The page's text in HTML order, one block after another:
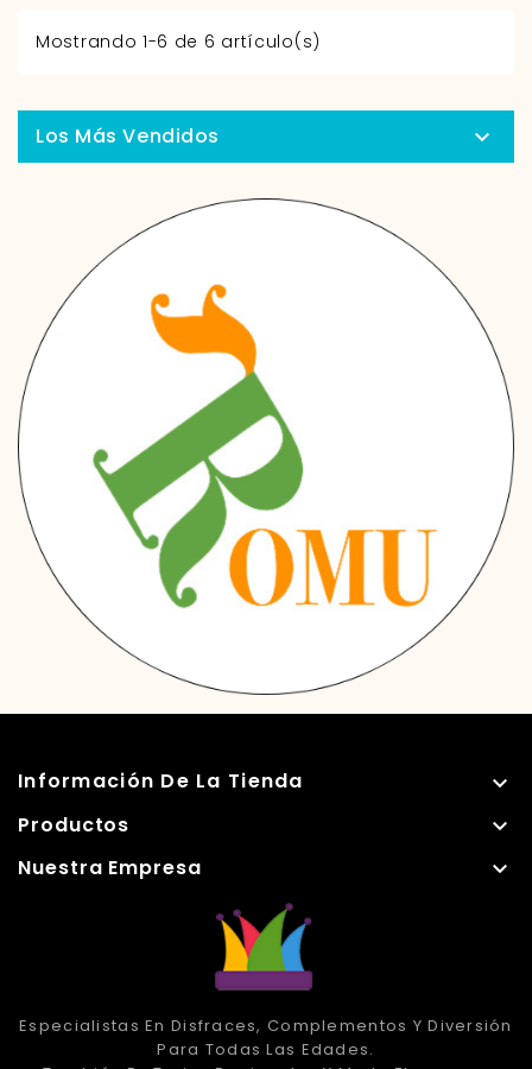
Mostrando 1-6 de 6 artículo(s)
Los Más Vendidos 
Información De La Tienda 
Productos 
Nuestra Empresa 
Especialistas En Disfraces, Complementos Y Diversión
Para Todas Las Edades.